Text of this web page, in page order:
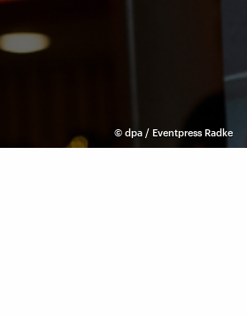
© dpa / Eventpress Radke